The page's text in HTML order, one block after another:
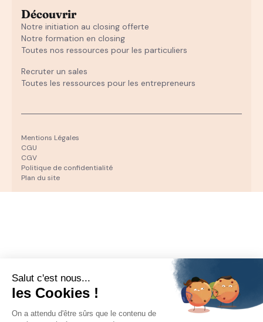
Découvrir
Notre initiation au closing offerte
Notre formation en closing
Toutes nos ressources pour les particuliers
Recruter un sales
Toutes les ressources pour les entrepreneurs
Mentions Légales
CGU
CGV
Politique de confidentialité
Plan du site